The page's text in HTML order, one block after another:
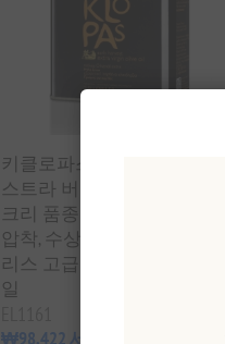
키클로파스 얼리 하베스트 엑
스트라 버진 올리브 오일 - 마
크리 품종 | 2.5L 캔, 저산도, 냉
압착, 수상 경력에 빛나는 그
리스 고급 요리 마무리용 오
일
₩98,422 세금 별도